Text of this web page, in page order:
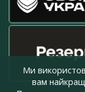
Ми
вам